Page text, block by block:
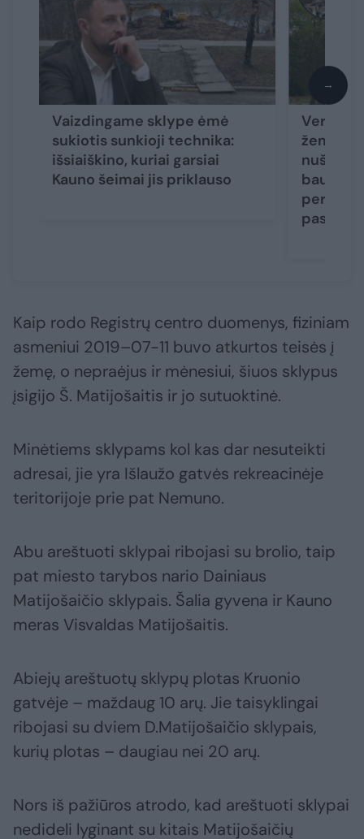
Vaizdingame sklype ėmė
sukiotis sunkioji technika:
išsiaiškino, kuriai garsiai
Kauno šeimai jis priklauso
žemės
bauda
perpus
→
Kaip rodo Registrų centro duomenys, fiziniam
asmeniui 2019–07-11 buvo atkurtos teisės į
žemę, o nepraėjus ir mėnesiui, šiuos sklypus
įsigijo Š. Matijošaitis ir jo sutuoktinė.
Minėtiems sklypams kol kas dar nesuteikti
adresai, jie yra Išlaužo gatvės rekreacinėje
teritorijoje prie pat Nemuno.
Abu areštuoti sklypai ribojasi su brolio, taip
pat miesto tarybos nario Dainiaus
Matijošaičio sklypais. Šalia gyvena ir Kauno
meras Visvaldas Matijošaitis.
Abiejų areštuotų sklypų plotas Kruonio
gatvėje – maždaug 10 arų. Jie taisyklingai
ribojasi su dviem D.Matijošaičio sklypais,
kurių plotas – daugiau nei 20 arų.
Nors iš pažiūros atrodo, kad areštuoti sklypai
nedideli lyginant su kitais Matijošaičių